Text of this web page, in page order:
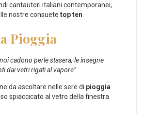
cantautori italiani contemporanei,
nostre consuete top ten.
Pioggia
noi cadono perle stasera, le insegne
dai vetri rigati al vapore”
da ascoltare nelle sere di pioggia
spiaccicato al vetro della finestra